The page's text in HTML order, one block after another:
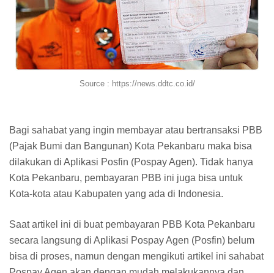
Source : https://news.ddtc.co.id/
Bagi sahabat yang ingin membayar atau bertransaksi PBB
(Pajak Bumi dan Bangunan) Kota Pekanbaru maka bisa
dilakukan di Aplikasi Posfin (Pospay Agen). Tidak hanya
Kota Pekanbaru, pembayaran PBB ini juga bisa untuk
Kota-kota atau Kabupaten yang ada di Indonesia.
Saat artikel ini di buat pembayaran PBB Kota Pekanbaru
secara langsung di Aplikasi Pospay Agen (Posfin) belum
bisa di proses, namun dengan mengikuti artikel ini sahabat